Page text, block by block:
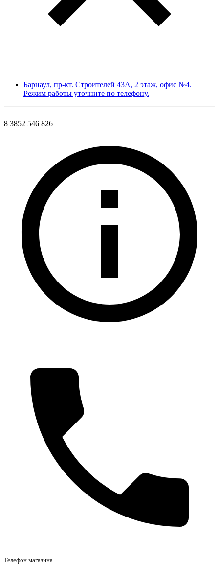
Барнаул, пр-кт. Строителей 43А, 2 этаж, офис №4.
Режим работы уточните по телефону.
8 3852 546 826
Телефон магазина